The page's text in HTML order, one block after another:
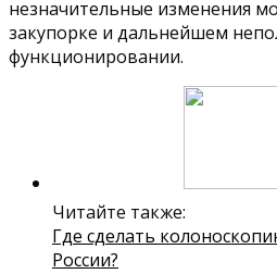
незначительные изменения
закупорке и дальнейшем
функционировании.
Читайте также:
Где сделать
России?